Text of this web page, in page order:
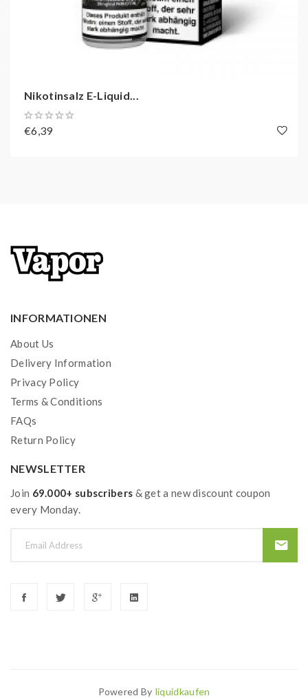
Nikotinsalz E-Liquid...
€6,39
INFORMATIONEN
About Us
Delivery Information
Privacy Policy
Terms & Conditions
FAQs
Return Policy
NEWSLETTER
Join 69.000+ subscribers & get a new discount coupon
every Monday.
Powered By Liquidkaufen